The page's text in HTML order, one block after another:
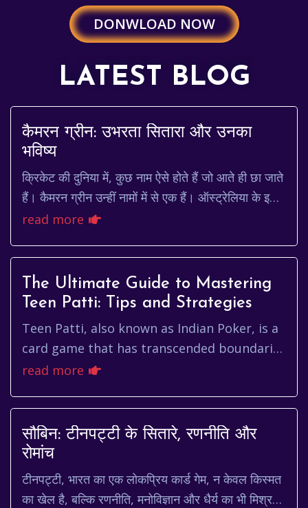
DONWLOAD NOW
LATEST BLOG
कैमरन ग्रीन: उभरता सितारा और उनका
भविष्य
क्रिकेट की दुनिया में, कुछ नाम ऐसे होते हैं जो आते ही छा जाते
हैं। कैमरन ग्रीन उन्हीं नामों में से एक हैं। ऑस्ट्रेलिया के इस
युवा ऑलराउंडर ने अपनी प्र...
read more
The Ultimate Guide to Mastering
Teen Patti: Tips and Strategies
Teen Patti, also known as Indian Poker, is a
card game that has transcended boundaries
to become a beloved casino favorite
read more
सौबिन: टीनपट्टी के सितारे, रणनीति और
रोमांच
टीनपट्टी, भारत का एक लोकप्रिय कार्ड गेम, न केवल किस्मत
का खेल है, बल्कि रणनीति, मनोविज्ञान और धैर्य का भी मिश्रण